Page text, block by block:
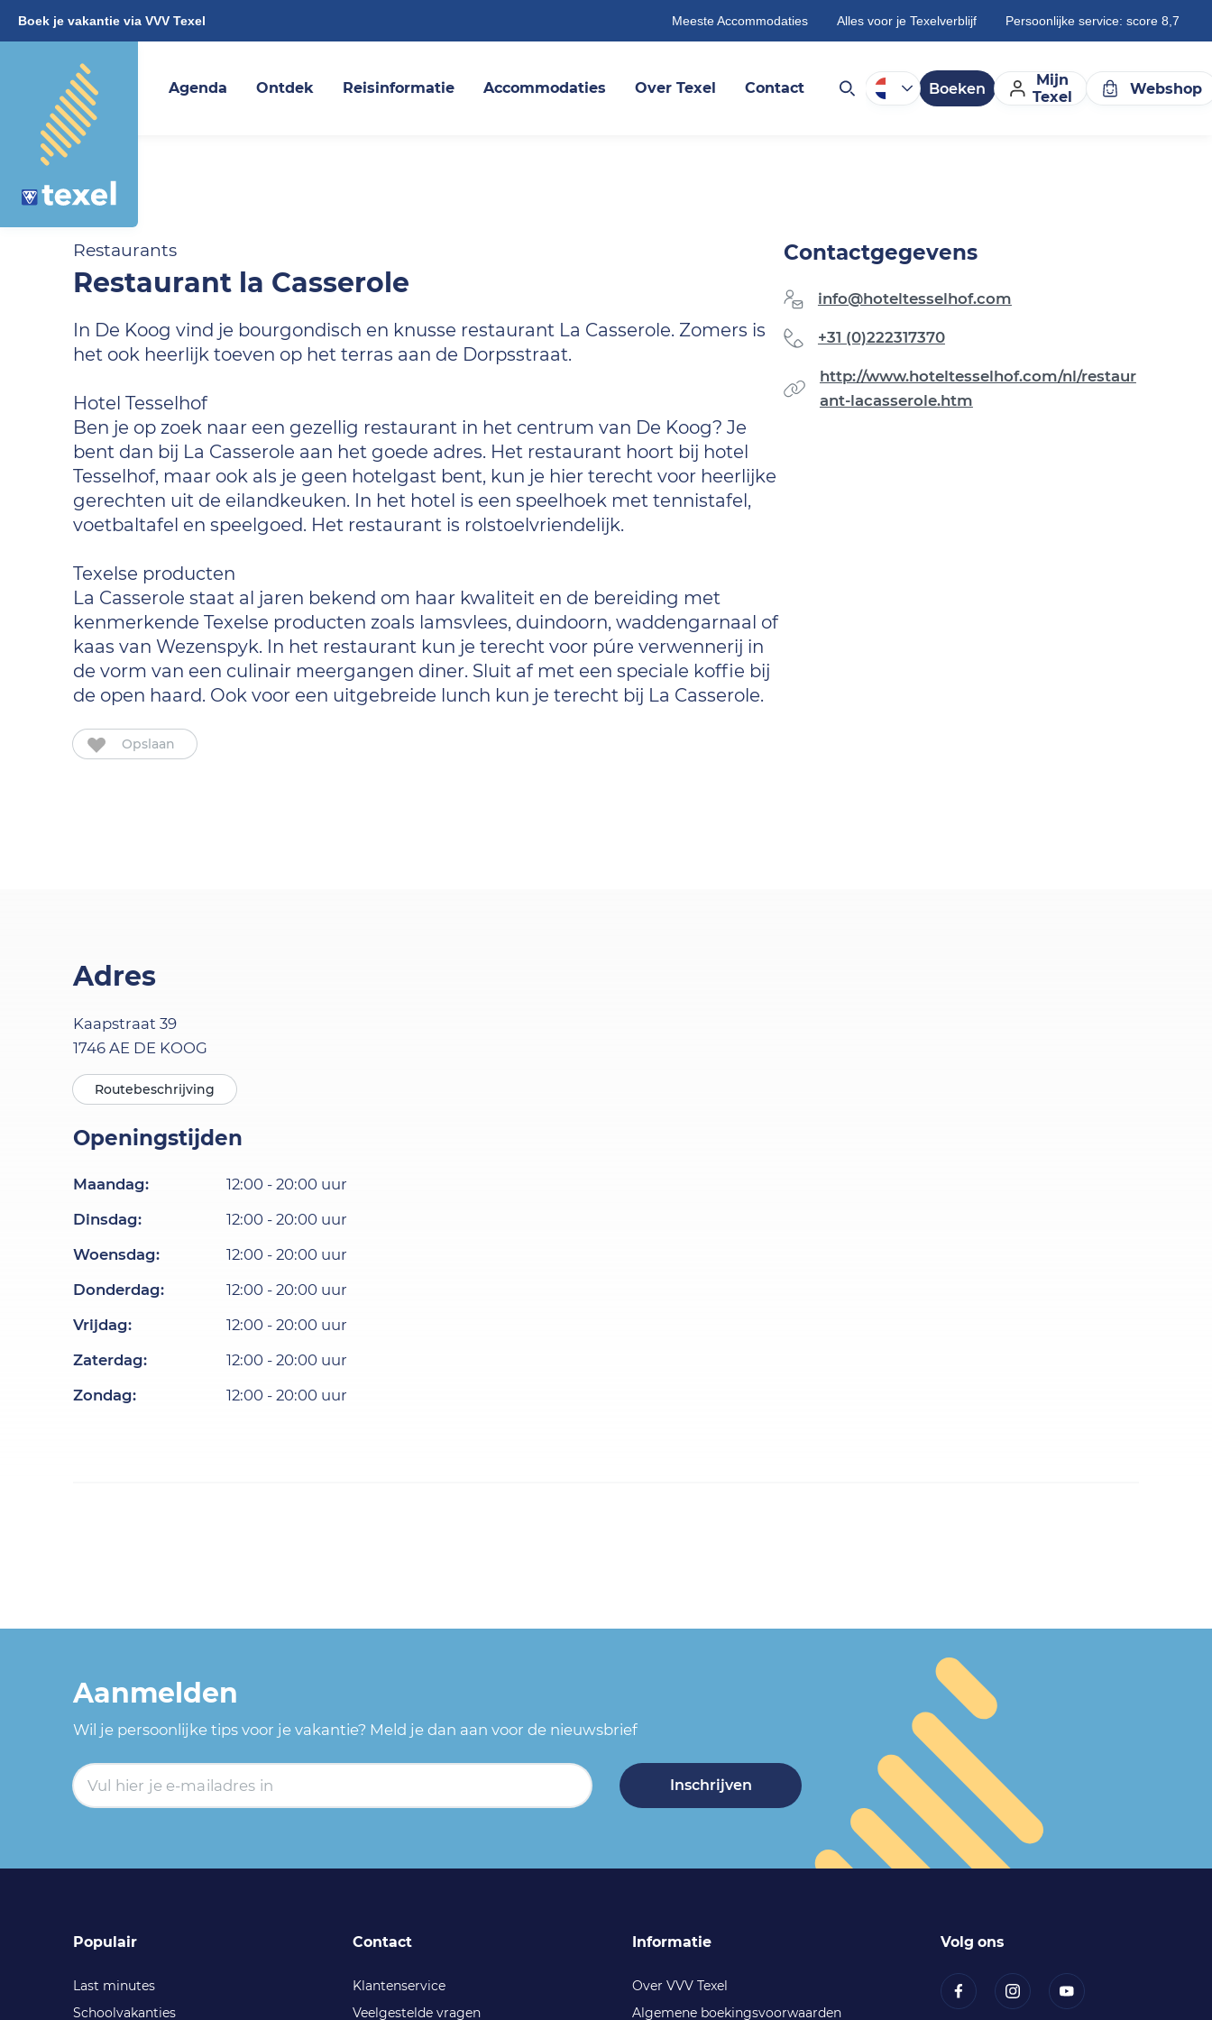
Boek je vakantie via VVV Texel Meeste Accommodaties Alles voor je Texelverblijf Persoonlijke service: score 8,7
Agenda Ontdek Reisinformatie Accommodaties Over Texel Contact Boeken
Mijn
Texel
Webshop
Restaurants
Restaurant la Casserole
In De Koog vind je bourgondisch en knusse restaurant La Casserole. Zomers is
het ook heerlijk toeven op het terras aan de Dorpsstraat.
Hotel Tesselhof
Ben je op zoek naar een gezellig restaurant in het centrum van De Koog? Je
bent dan bij La Casserole aan het goede adres. Het restaurant hoort bij hotel
Tesselhof, maar ook als je geen hotelgast bent, kun je hier terecht voor heerlijke
gerechten uit de eilandkeuken. In het hotel is een speelhoek met tennistafel,
voetbaltafel en speelgoed. Het restaurant is rolstoelvriendelijk.
Texelse producten
La Casserole staat al jaren bekend om haar kwaliteit en de bereiding met
kenmerkende Texelse producten zoals lamsvlees, duindoorn, waddengarnaal of
kaas van Wezenspyk. In het restaurant kun je terecht voor púre verwennerij in
de vorm van een culinair meergangen diner. Sluit af met een speciale koffie bij
de open haard. Ook voor een uitgebreide lunch kun je terecht bij La Casserole.
Opslaan
Contactgegevens
info@hoteltesselhof.com
+31 (0)222317370
http://www.hoteltesselhof.com/nl/restaur
ant-lacasserole.htm
Adres
Kaapstraat 39
1746 AE DE KOOG
Routebeschrijving
Openingstijden
Maandag: 12:00 -20:00 uur
Dinsdag: 12:00 -20:00 uur
Woensdag: 12:00 -20:00 uur
Donderdag: 12:00 -20:00 uur
Vrijdag: 12:00 -20:00 uur
Zaterdag: 12:00 -20:00 uur
Zondag: 12:00 -20:00 uur
Aanmelden
Wil je persoonlijke tips voor je vakantie? Meld je dan aan voor de nieuwsbrief
Inschrijven
Populair
Last minutes
Schoolvakanties
Contact
Klantenservice
Veelgestelde vragen
Informatie
Over VVV Texel
Algemene boekingsvoorwaarden
Volg ons